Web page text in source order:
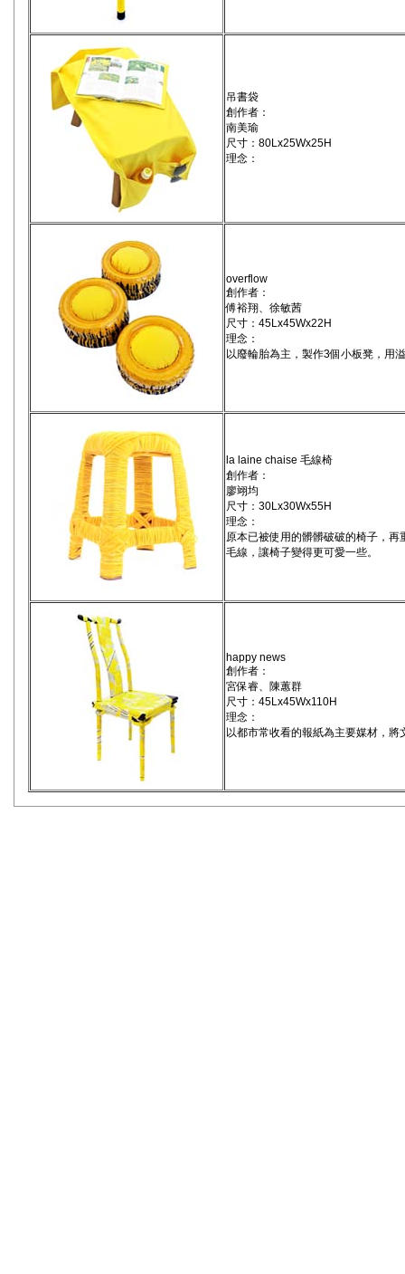
吊書袋
創作者：
南美瑜
尺寸：80Lx25Wx25H
理念：
overflow
創作者：
傅裕翔、徐敏茜
尺寸：45Lx45Wx22H
理念：
以廢輪胎為主，製作3個小板凳，用
la laine chaise 毛線椅
創作者：
廖翊均
尺寸：30Lx30Wx55H
理念：
原本已被使用的髒髒破破的椅子，
毛線，讓椅子變得更可愛一些。
happy news
創作者：
宮保睿、陳蕙群
尺寸：45Lx45Wx110H
理念：
以都市常收看的報紙為主要媒材，